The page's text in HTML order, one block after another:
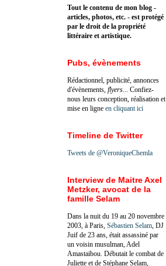
Tout le contenu de mon blog -
articles, photos, etc. - est protégé
par le droit de la propriété
littéraire et artistique.
Pubs, évènements
Rédactionnel, publicité, annonces
d'évènements, flyers ... Confiez-
nous leurs conception, réalisation et
mise en ligne en cliquant ici
Timeline de Twitter
Tweets de @VeroniqueChemla
Interview de Maitre Axel
Metzker, avocat de la
famille Selam
Dans la nuit du 19 au 20 novembre
2003, à Paris, Sébastien Selam , DJ
Juif de 23 ans, était assassiné par
un voisin musulman, Adel
Amastaibou. Débutait le combat de
Juliette et de Stéphane Selam,